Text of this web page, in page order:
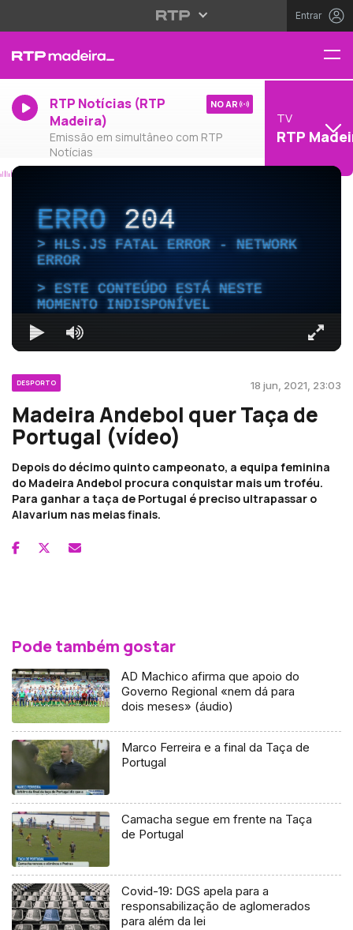
Entrar
RTP Notícias (RTP
Madeira)
Emissão em simultâneo com RTP
Notícias
NO AR
TV
RTP
ERRO204
HLS.JS FATAL ERROR - NETWORK
ERROR
ESTE CONTEÚDO ESTÁ NESTE
MOMENTO INDISPONÍVEL
DESPORTO 18 jun, 2021, 23:03
Madeira Andebol quer Taça de
Portugal (vídeo)
Depois do décimo quinto campeonato, a equipa feminina
do Madeira Andebol procura conquistar mais um troféu.
Para ganhar a taça de Portugal é preciso ultrapassar o
Alavarium nas meias finais.
Pode também gostar
AD Machico afirma que apoio do
Governo Regional «nem dá para
dois meses» (áudio)
Marco Ferreira e a final da Taça de
Portugal
Camacha segue em frente na Taça
de Portugal
Covid-19: DGS apela para a
responsabilização de aglomerados
para além da lei